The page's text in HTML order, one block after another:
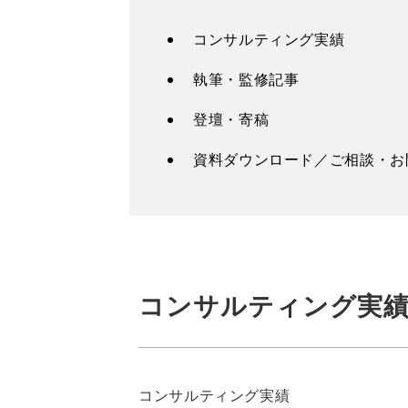
コンサルティング実績
執筆・監修記事
登壇・寄稿
資料ダウンロード／ご相談・
コンサルティング実
コンサルティング実績